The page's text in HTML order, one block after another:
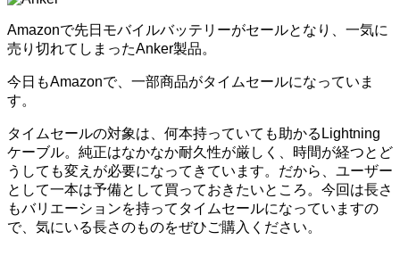
Amazonで先日モバイルバッテリーがセールとなり、一気に
売り切れてしまったAnker製品。
今日もAmazonで、一部商品がタイムセールになっていま
す。
タイムセールの対象は、何本持っていても助かるLightning
ケーブル。純正はなかなか耐久性が厳しく、時間が経つとど
うしても変えが必要になってきています。だから、ユーザー
として一本は予備として買っておきたいところ。今回は長さ
もバリエーションを持ってタイムセールになっていますの
で、気にいる長さのものをぜひご購入ください。